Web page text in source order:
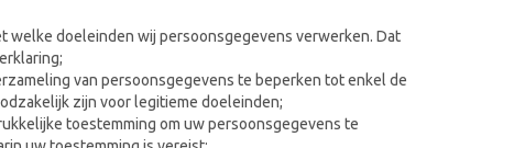
welke doeleinden wij persoonsgegevens verwerken. Dat
van persoonsgegevens te beperken tot enkel de
zijn voor legitieme doeleinden;
toestemming om uw persoonsgegevens te